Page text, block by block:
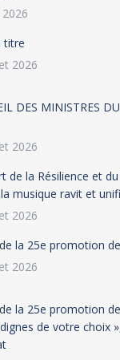
titre
2026
DES MINISTRES
2026
de la Résilience et
musique ravit et
2026
la 25e promotion de
2026
la 25e promotion de
de votre choix